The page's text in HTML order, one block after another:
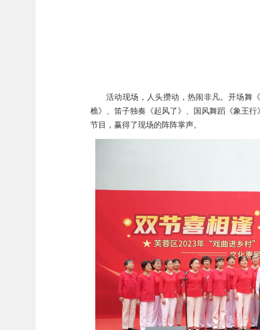
活动现场，人头攒动，热闹非凡。开场舞
樵》、笛子独奏《起风了》、国风舞蹈《象王
节目，赢得了现场的阵阵掌声。